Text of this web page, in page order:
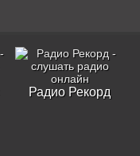
Радио Рекорд